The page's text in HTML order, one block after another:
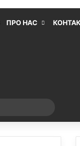
ПРО НАС